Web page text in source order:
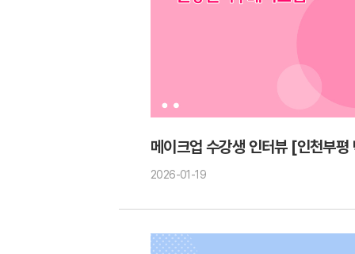
메이크업 수강생 인터뷰 [인천부평
2026-01-19